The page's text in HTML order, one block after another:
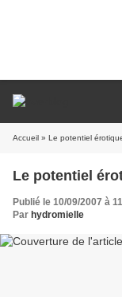
Accueil » Le potentiel
Le potentiel
Publié le 10/09/2007 à
Par hydromielle